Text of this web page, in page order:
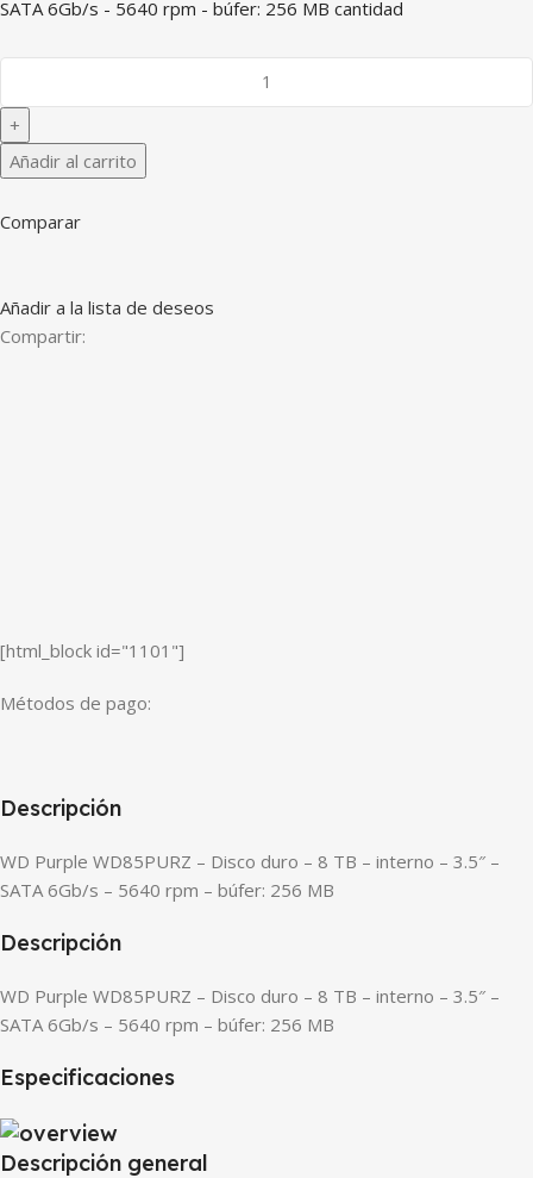
SATA 6Gb/s - 5640 rpm - búfer: 256 MB cantidad
Añadir al carrito
Comparar
Añadir a la lista de deseos
Compartir:
[html_block id="1101"]
Métodos de pago:
Descripción
WD Purple WD85PURZ – Disco duro – 8 TB – interno – 3.5″ –
SATA 6Gb/s – 5640 rpm – búfer: 256 MB
Descripción
WD Purple WD85PURZ – Disco duro – 8 TB – interno – 3.5″ –
SATA 6Gb/s – 5640 rpm – búfer: 256 MB
Especificaciones
Descripción general